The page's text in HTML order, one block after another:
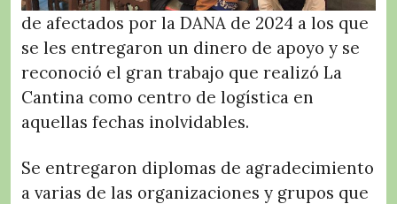
de afectados por la DANA de 2024 a los que
se les entregaron un dinero de apoyo y se
reconoció el gran trabajo que realizó La
Cantina como centro de logística en
aquellas fechas inolvidables.
Se entregaron diplomas de agradecimiento
a varias de las organizaciones y grupos que